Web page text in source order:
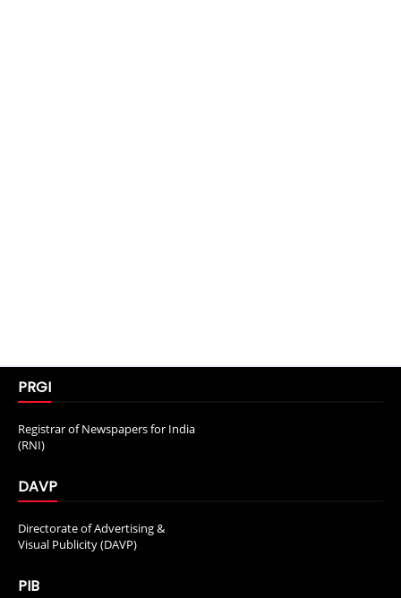
PRGI
Registrar of Newspapers for India
(RNI)
DAVP
Directorate of Advertising &
Visual Publicity (DAVP)
PIB